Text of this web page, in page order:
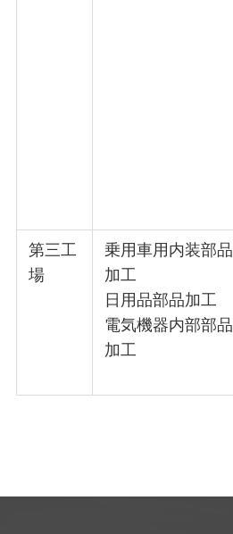
第三工
場
乗用車用内装部品
加工
日用品部品加工
電気機器内部部品
加工